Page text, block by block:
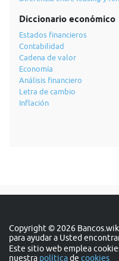
Diccionario económico
Estados financieros
Contabilidad
Cadena de valor
Economía
Análisis financiero
Letra de cambio
Inflación
Copyright © 2026
para ayudar a Usted
Este sitio web emplea
nuestra políticade cookies